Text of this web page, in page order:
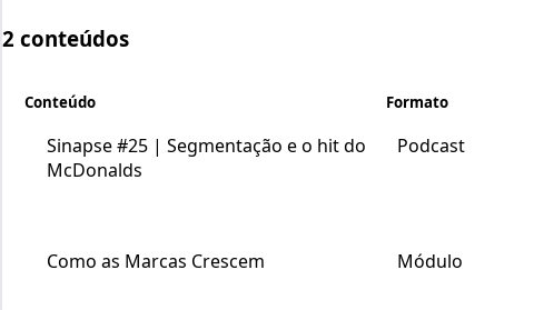
2 conteúdos
Conteúdo Formato
Sinapse #25 | Segmentação e o hit do
McDonalds
Podcast
Como as Marcas Crescem Módulo